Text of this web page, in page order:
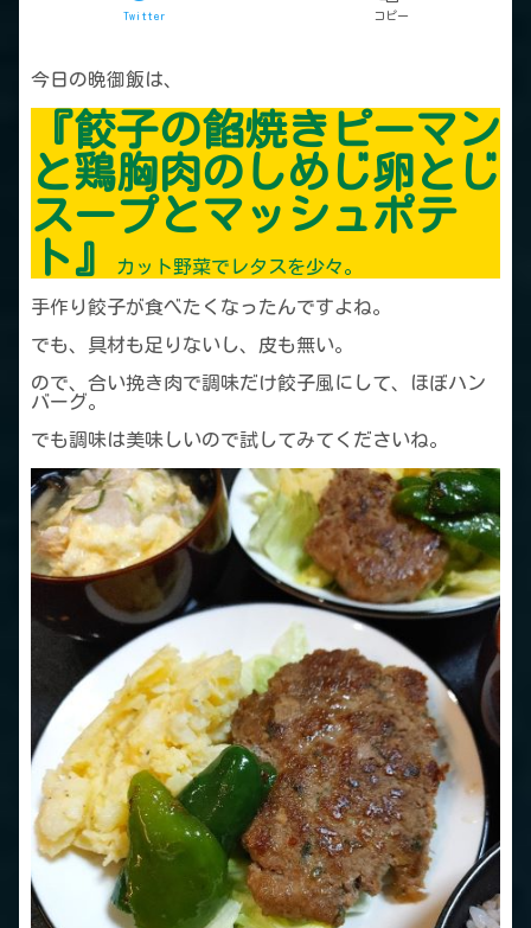
Twitter コピー
今日の晩御飯は、
『餃子の餡焼きピーマン
と鶏胸肉のしめじ卵とじ
スープとマッシュポテ
ト』
カット野菜でレタスを少々。
手作り餃子が食べたくなったんですよね。
でも、具材も足りないし、皮も無い。
ので、合い挽き肉で調味だけ餃子風にして、ほぼハン
バーグ。
でも調味は美味しいので試してみてくださいね。